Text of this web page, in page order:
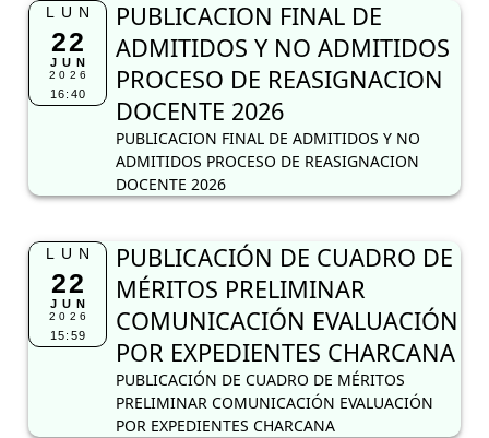
LUN
22
JUN
2026
16:40
PUBLICACION FINAL DE
ADMITIDOS Y NO ADMITIDOS
PROCESO DE REASIGNACION
DOCENTE 2026
PUBLICACION FINAL DE ADMITIDOS Y NO
ADMITIDOS PROCESO DE REASIGNACION
DOCENTE 2026
LUN
22
JUN
2026
15:59
PUBLICACIÓN DE CUADRO DE
MÉRITOS PRELIMINAR
COMUNICACIÓN EVALUACIÓN
POR EXPEDIENTES CHARCANA
PUBLICACIÓN DE CUADRO DE MÉRITOS
PRELIMINAR COMUNICACIÓN EVALUACIÓN
POR EXPEDIENTES CHARCANA